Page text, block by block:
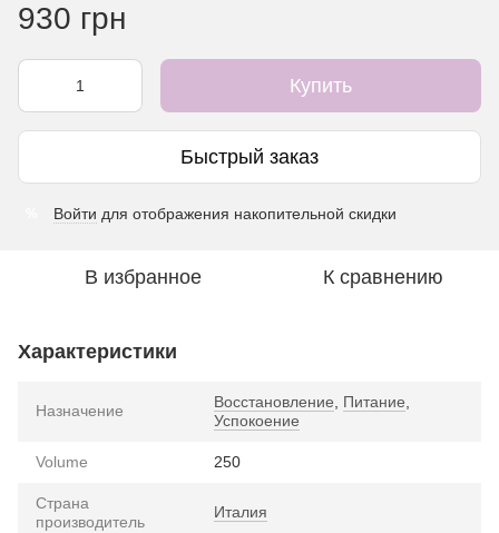
930 грн
Купить
Быстрый заказ
Войти для отображения накопительной скидки
В избранное К сравнению
Характеристики
Назначение Восстановление, Питание,
Успокоение
Volume 250
Страна
производитель
Италия